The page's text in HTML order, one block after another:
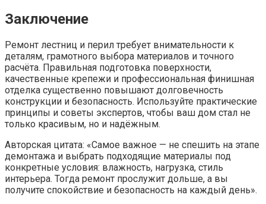
Заключение
Ремонт лестниц и перил требует внимательности к
деталям, грамотного выбора материалов и точного
расчёта. Правильная подготовка поверхности,
качественные крепежи и профессиональная финишная
отделка существенно повышают долговечность
конструкции и безопасность. Используйте практические
принципы и советы экспертов, чтобы ваш дом стал не
только красивым, но и надёжным.
Авторская цитата: «Самое важное — не спешить на этапе
демонтажа и выбрать подходящие материалы под
конкретные условия: влажность, нагрузка, стиль
интерьера. Тогда ремонт прослужит дольше, а вы
получите спокойствие и безопасность на каждый день».